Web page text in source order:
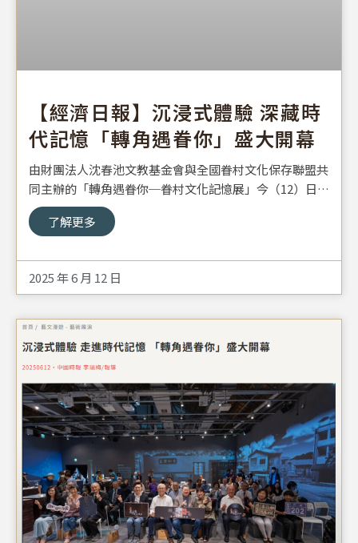
【經濟日報】沉浸式體驗 深藏時
代記憶「轉角遇眷你」盛大開幕
由財團法人沈春池文教基金會與全國眷村文化保存聯盟共
同主辦的「轉角遇眷你─眷村文化記憶展」今（12）日於
華山文創園區Magic Box 數位故事館正式揭幕，開啟一場
關於遷臺與眷村的記憶之旅。本次展覽以沉浸式體驗手
民的遷徙歲月與日常生活，今天一開幕就吸引很多文化
界、學術界與政界人士蒞臨觀賞。
了解更多
2025 年 6 月 12 日